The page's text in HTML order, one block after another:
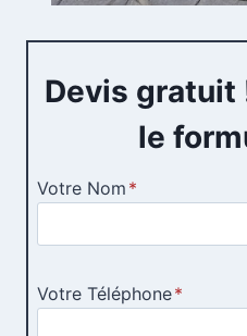
Devis gratuit
le
Votre Nom *
Votre Téléphone*